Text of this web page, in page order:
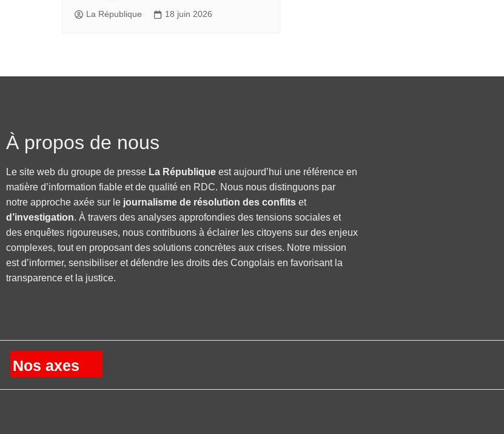
La République 18 juin 2026
À propos de nous
Le site web du groupe de presse La République est aujourd’hui une référence en
matière d’information fiable et de qualité en RDC. Nous nous distinguons par
notre approche axée sur le journalisme de résolution des conflits et
d’investigation. À travers des analyses approfondies des tensions sociales et
des enquêtes rigoureuses, nous contribuons à éclairer les citoyens sur des enjeux
complexes, tout en proposant des solutions concrètes aux crises. Notre mission
est d’informer, sensibiliser et défendre les droits des Congolais en favorisant la
transparence et la justice.
Nos axes